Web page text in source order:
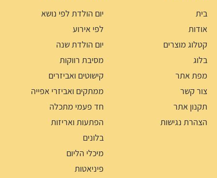
בית
אודות
קטלוג מוצרים
בלוג
מפת אתר
צור קשר
תקנון אתר
הצהרת נגישות
יום הולדת לפי נושא
לפי אירוע
יום הולדת שנה
מסיבת רווקות
קישוטים ואביזרים
ממתקים ואביזרי אפייה
חד פעמי מתכלה
הפתעות ואריזות
בלונים
מיכלי הליום
פיניאטות